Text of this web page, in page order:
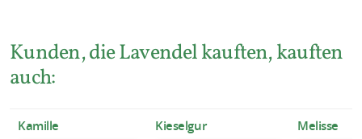
Kunden, die Lavendel kauften, kauften
auch:
Kamille Kieselgur Melisse